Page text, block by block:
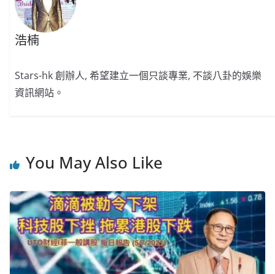
浩楠
Stars-hk 創辦人, 希望建立一個只談專業, 不談八卦的娛樂
資訊網站。
You May Also Like